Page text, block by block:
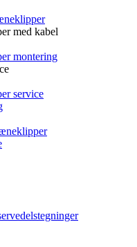
med kabel
montering
service